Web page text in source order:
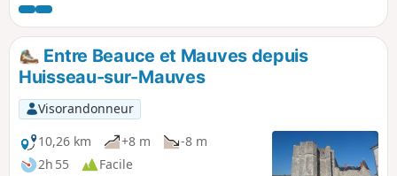
chemin, vous aurez peut-être la chance
de surprendre un lièvre partant à toutes
jambes dans la plaine, un groupe de
perdrix, des alouettes, et pourquoi pas
un groupe de chevreuils. Le dolmen
réserve une découverte presque
incongrue au milieu de la plaine.
Entre Beauce et Mauves depuis
Huisseau-sur-Mauves
Visorandonneur
10,26 km
+8 m
-8 m
2h 55
Facile